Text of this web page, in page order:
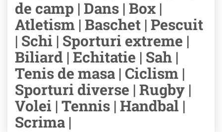
de camp | Dans | Box |
Atletism | Baschet | Pescuit
| Schi | Sporturi extreme |
Biliard | Echitatie | Sah |
Tenis de masa | Ciclism |
Sporturi diverse | Rugby |
Volei | Tennis | Handbal |
Scrima |